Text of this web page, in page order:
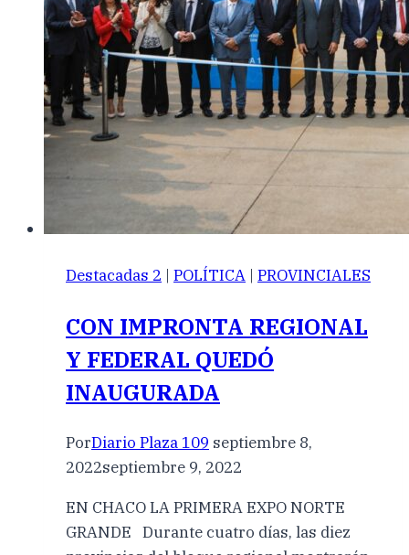
Destacadas 2 | POLÍTICA | PROVINCIALES
CON IMPRONTA REGIONAL
Y FEDERAL QUEDÓ
INAUGURADA
PorDiario Plaza 109 septiembre 8,
2022septiembre 9, 2022
EN CHACO LA PRIMERA EXPO NORTE
GRANDE Durante cuatro días, las diez